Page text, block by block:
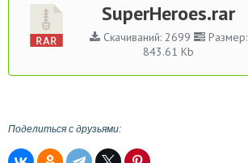
SuperHeroes.rar
Скачиваний: 2699
Размер:
843.61 Kb
Поделиться с друзьями: